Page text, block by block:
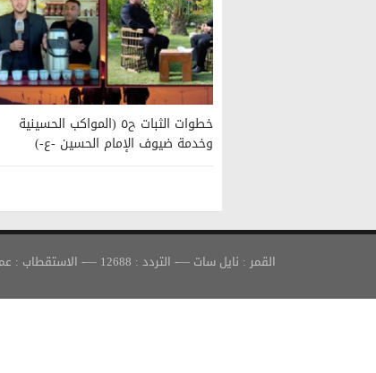
خطوات الثبات ح٥ (المواكب الحسينية
وخدمة ضيوف الإمام الحسين -ع-)
القمر : نايل سات —- التردد : 12688 —- الاستقطاب : عمودي —- معدل الترميز : 30000